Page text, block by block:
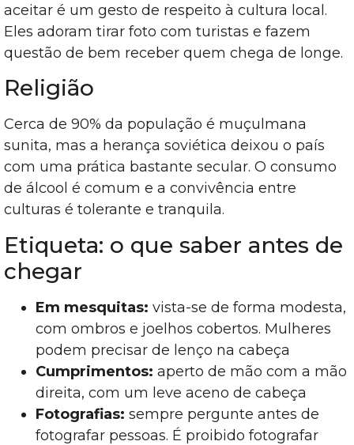
aceitar é um gesto de respeito à cultura local.
Eles adoram tirar foto com turistas e fazem
questão de bem receber quem chega de longe.
Religião
Cerca de 90% da população é muçulmana
sunita, mas a herança soviética deixou o país
com uma prática bastante secular. O consumo
de álcool é comum e a convivência entre
culturas é tolerante e tranquila.
Etiqueta: o que saber antes de
chegar
Em mesquitas: vista-se de forma modesta,
com ombros e joelhos cobertos. Mulheres
podem precisar de lenço na cabeça
Cumprimentos: aperto de mão com a mão
direita, com um leve aceno de cabeça
Fotografias: sempre pergunte antes de
fotografar pessoas. É proibido fotografar